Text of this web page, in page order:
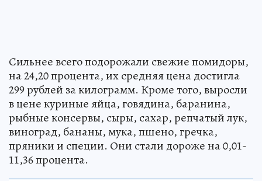
Сильнее всего подорожали свежие помидоры,
на 24,20 процента, их средняя цена достигла
299 рублей за килограмм. Кроме того, выросли
в цене куриные яйца, говядина, баранина,
рыбные консервы, сыры, сахар, репчатый лук,
виноград, бананы, мука, пшено, гречка,
пряники и специи. Они стали дороже на 0,01-
11,36 процента.